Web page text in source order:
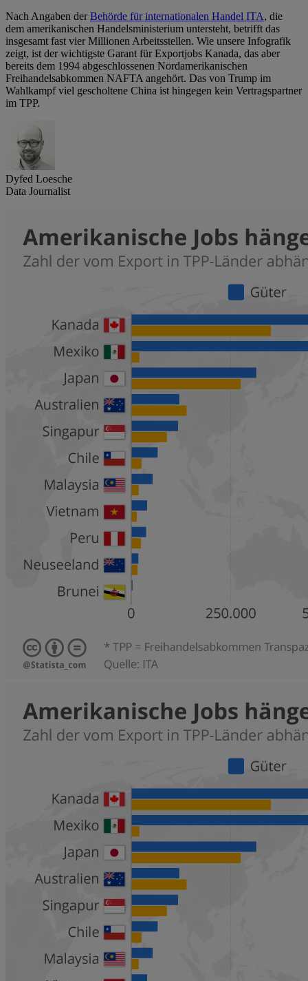
Nach Angaben derBehörde für internationalen Handel ITA, die
dem amerikanischen Handelsministerium untersteht, betrifft das
insgesamt fast vier Millionen Arbeitsstellen. Wie unsere Infografik
zeigt, ist der wichtigste Garant für Exportjobs Kanada, das aber
bereits dem 1994 abgeschlossenen Nordamerikanischen
Freihandelsabkommen NAFTA angehört. Das von Trump im
Wahlkampf viel gescholtene China ist hingegen kein Vertragspartner
im TPP.
Dyfed Loesche
Data Journalist